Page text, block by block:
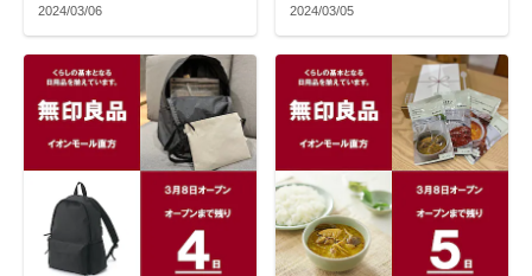
2024/03/06
2024/03/05